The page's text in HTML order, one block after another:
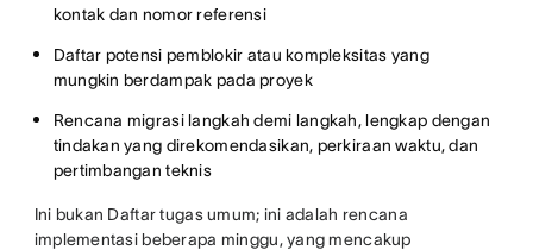
kontak dan nomor referensi
Daftar potensi pemblokir atau kompleksitas yang
mungkin berdampak pada proyek
Rencana migrasi langkah demi langkah, lengkap dengan
tindakan yang direkomendasikan, perkiraan waktu, dan
pertimbangan teknis
Ini bukan Daftar tugas umum; ini adalah rencana
implementasi beberapa minggu, yang mencakup